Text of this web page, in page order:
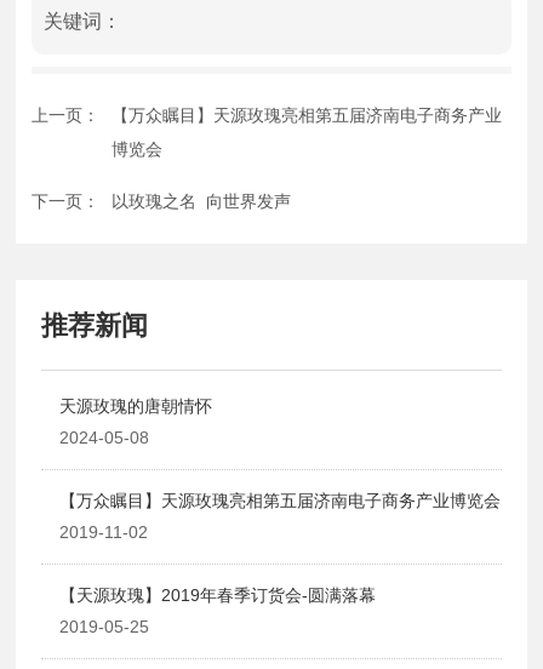
关键词：
上一页：
【万众瞩目】天源玫瑰亮相第五届济南电子商务产业
博览会
下一页： 以玫瑰之名 向世界发声
推荐新闻
天源玫瑰的唐朝情怀
2024-05-08
【万众瞩目】天源玫瑰亮相第五届济南电子商务产业博览会
2019-11-02
【天源玫瑰】2019年春季订货会-圆满落幕
2019-05-25